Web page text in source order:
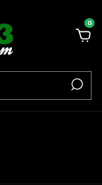
0